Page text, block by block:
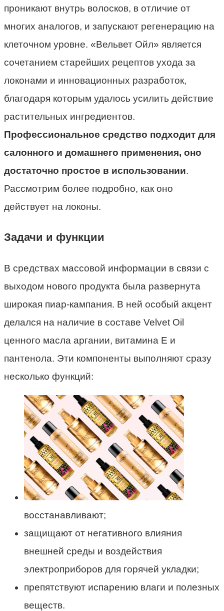
проникают внутрь волосков, в отличие от
многих аналогов, и запускают регенерацию на
клеточном уровне. «Вельвет Ойл» является
сочетанием старейших рецептов ухода за
локонами и инновационных разработок,
благодаря которым удалось усилить действие
растительных ингредиентов.
Профессиональное средство подходит для
салонного и домашнего применения, оно
достаточно простое в использовании.
Рассмотрим более подробно, как оно
действует на локоны.
Задачи и функции
В средствах массовой информации в связи с
выходом нового продукта была развернута
широкая пиар-кампания. В ней особый акцент
делался на наличие в составе Velvet Oil
ценного масла аргании, витамина Е и
пантенола. Эти компоненты выполняют сразу
несколько функций:
восстанавливают;
защищают от негативного влияния
внешней среды и воздействия
электроприборов для горячей укладки;
препятствуют испарению влаги и полезных
веществ.